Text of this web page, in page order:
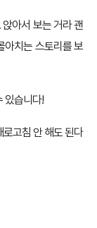
아서 보는 거라 괜
아치는 스토리를 보
있습니다!
고침 안 해도 된다